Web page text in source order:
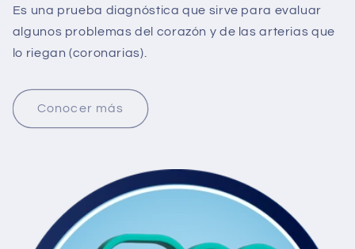
Es una prueba diagnóstica que sirve para evaluar
algunos problemas del corazón y de las arterias que
lo riegan (coronarias).
Conocer más